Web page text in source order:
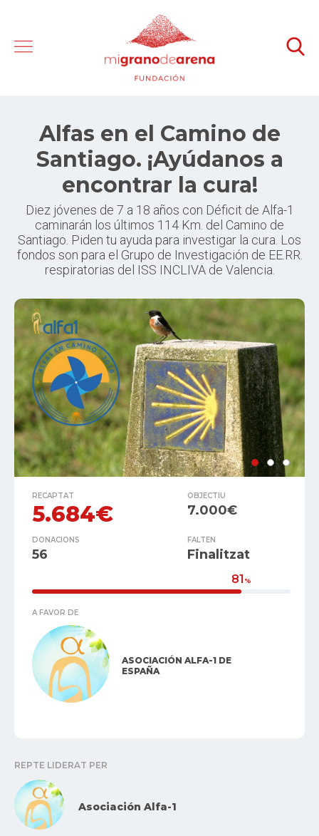
Alfas en el Camino de
Santiago. ¡Ayúdanos a
encontrar la cura!
Diez jóvenes de 7 a 18 años con Déficit de Alfa-1
caminarán los últimos 114 Km. del Camino de
Santiago. Piden tu ayuda para investigar la cura. Los
fondos son para el Grupo de Investigación de EE.RR.
respiratorias del ISS INCLIVA de Valencia.
RECAPTAT
5.684€
OBJECTIU
7.000€
DONACIONS
56
FALTEN
Finalitzat
81%
A FAVOR DE
ASOCIACIÓN ALFA-1 DE
ESPAÑA
REPTE LIDERAT PER
Asociación Alfa-1